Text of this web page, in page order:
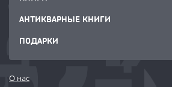
АНТИКВАРНЫЕ КНИГИ
ПОДАРКИ
О нас